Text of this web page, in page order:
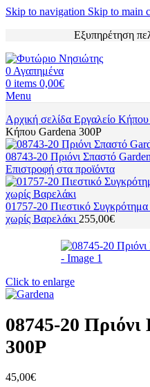
Skip to navigation Skip to main
Εξυπηρέτηση
0 Αγαπημένα
0 items 0,00€
Menu
Αρχική σελίδα Εργαλείο Κήπου
Κήπου Gardena 300P
08743-20 Πριόνι Σπαστό
Επιστροφή στα προϊόντα
01757-20 Πιεστικό
χωρίς Βαρελάκι 255,00€
Click to enlarge
08745-20
300P
45,00€